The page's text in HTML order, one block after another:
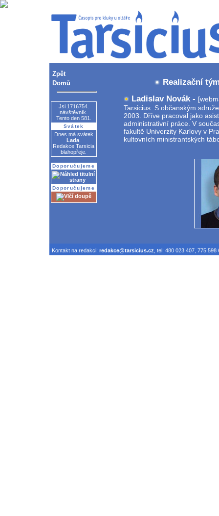
Zpět
Domů
Jsi 1716754.
návštěvník.
Tento den 581.
Svátek
Dnes má svátek
Lada
Redakce Tarsicia
blahopřeje.
Doporučujeme
Doporučujeme
Realizační
Ladislav Novák -
Tarsicius. S občanským
2003. Dříve pracoval jako
administrativní práce. V
fakultě Univerzity Karlovy v
kultovních ministrantských
Kontakt na redakci: redakce@tarsicius.cz , tel: 480 023 407, 775 598